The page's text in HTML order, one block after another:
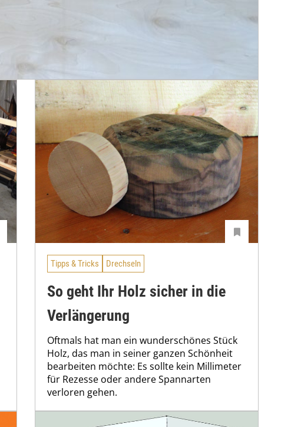
Tipps & Tricks Drechseln
So geht Ihr Holz sicher in die
Verlängerung
Oftmals hat man ein wunderschönes Stück
Holz, das man in seiner ganzen Schönheit
bearbeiten möchte: Es sollte kein Millimeter
für Rezesse oder andere Spannarten
verloren gehen.